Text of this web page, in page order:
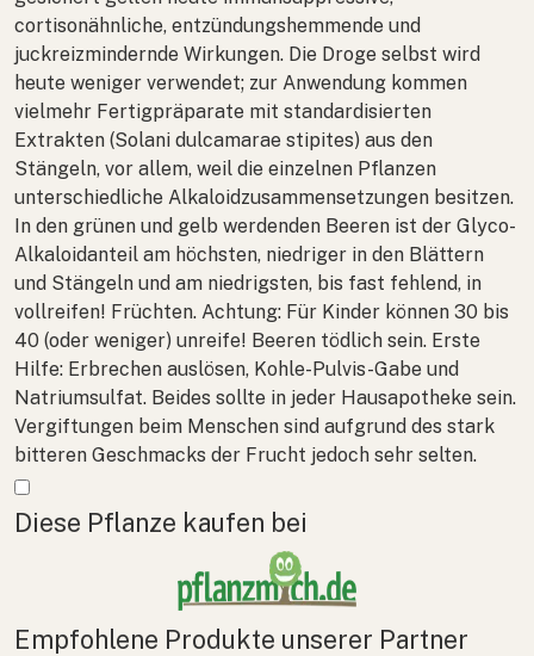
cortisonähnliche, entzündungshemmende und
juckreizmindernde Wirkungen. Die Droge selbst wird
heute weniger verwendet; zur Anwendung kommen
vielmehr Fertigpräparate mit standardisierten
Extrakten (Solani dulcamarae stipites) aus den
Stängeln, vor allem, weil die einzelnen Pflanzen
unterschiedliche Alkaloidzusammensetzungen besitzen.
In den grünen und gelb werdenden Beeren ist der Glyco-
Alkaloidanteil am höchsten, niedriger in den Blättern
und Stängeln und am niedrigsten, bis fast fehlend, in
vollreifen! Früchten. Achtung: Für Kinder können 30 bis
40 (oder weniger) unreife! Beeren tödlich sein. Erste
Hilfe: Erbrechen auslösen, Kohle-Pulvis-Gabe und
Natriumsulfat. Beides sollte in jeder Hausapotheke sein.
Vergiftungen beim Menschen sind aufgrund des stark
bitteren Geschmacks der Frucht jedoch sehr selten.
Mehr anzeigen
Diese Pflanze kaufen bei
Empfohlene Produkte unserer Partner